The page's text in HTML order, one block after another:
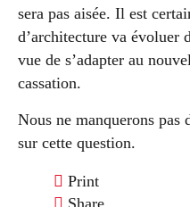
sera pas aisée. Il est
d’architecture va évoluer
vue de s’adapter au
cassation.
Nous ne manquerons
sur cette question.
Print
Share